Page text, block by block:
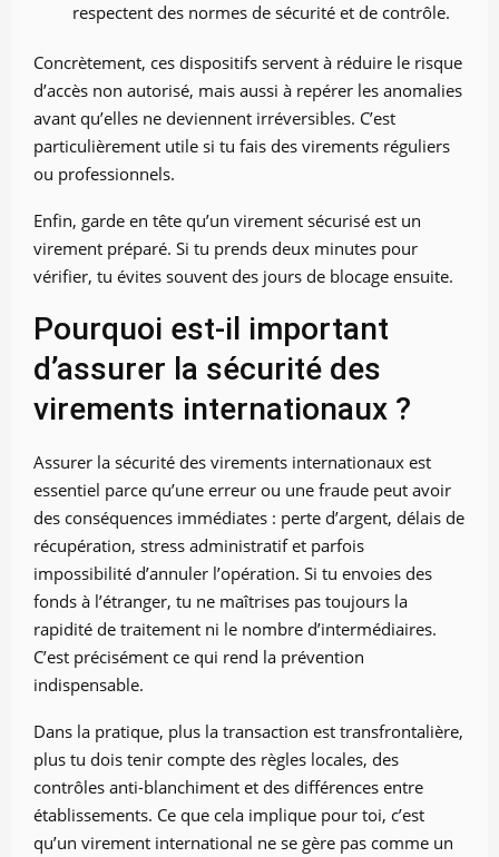
respectent des normes de sécurité et de contrôle.
Concrètement, ces dispositifs servent à réduire le risque
d’accès non autorisé, mais aussi à repérer les anomalies
avant qu’elles ne deviennent irréversibles. C’est
particulièrement utile si tu fais des virements réguliers
ou professionnels.
Enfin, garde en tête qu’un virement sécurisé est un
virement préparé. Si tu prends deux minutes pour
vérifier, tu évites souvent des jours de blocage ensuite.
Pourquoi est-il important
d’assurer la sécurité des
virements internationaux ?
Assurer la sécurité des virements internationaux est
essentiel parce qu’une erreur ou une fraude peut avoir
des conséquences immédiates : perte d’argent, délais de
récupération, stress administratif et parfois
impossibilité d’annuler l’opération. Si tu envoies des
fonds à l’étranger, tu ne maîtrises pas toujours la
rapidité de traitement ni le nombre d’intermédiaires.
C’est précisément ce qui rend la prévention
indispensable.
Dans la pratique, plus la transaction est transfrontalière,
plus tu dois tenir compte des règles locales, des
contrôles anti-blanchiment et des différences entre
établissements. Ce que cela implique pour toi, c’est
qu’un virement international ne se gère pas comme un